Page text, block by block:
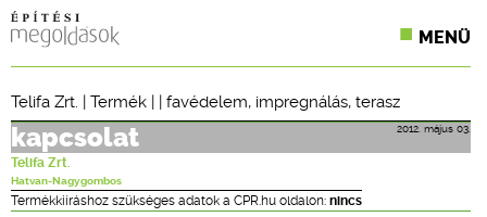
MENÜ
Telifa Zrt. | Termék | | favédelem, impregnálás, terasz
2012. május 03.
kapcsolat
Telifa Zrt.
Hatvan-Nagygombos
Termékkiíráshoz szükséges adatok a CPR.hu oldalon: nincs